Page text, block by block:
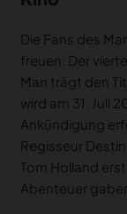
Die Fans des
freuen: Der
Man trägt den
wird am 31. Juli
Ankündigung
Regisseur
Tom Holland
Abenteuer